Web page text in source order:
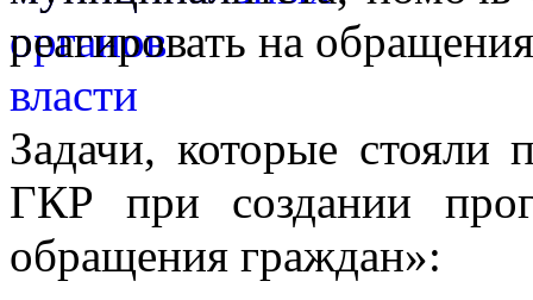
реагировать на
Задачи, которые стояли
ГКР при создании
обращения граждан»: